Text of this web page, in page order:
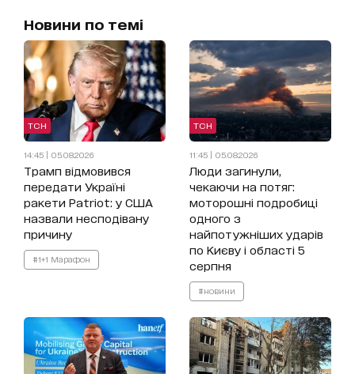
Новини по темі
ТСН
14:45 | 05.08.2026
Трамп відмовився
передати Україні
ракети Patriot: у США
назвали несподівану
причину
#1+1 Марафон
ТСН
11:45 | 05.08.2026
Люди загинули,
чекаючи на потяг:
моторошні подробиці
одного з
найпотужніших ударів
по Києву і області 5
серпня
#новини